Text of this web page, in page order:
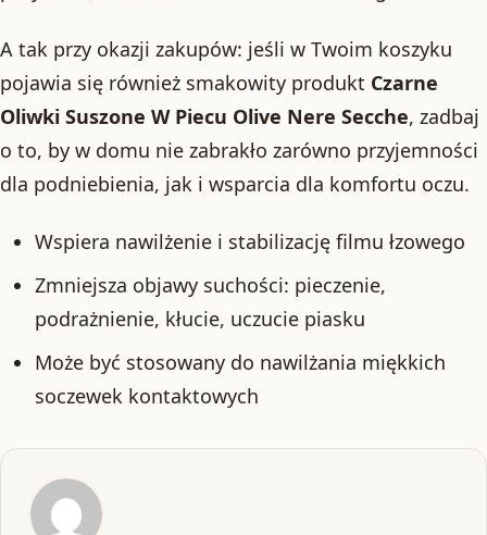
A tak przy okazji zakupów: jeśli w Twoim koszyku
pojawia się również smakowity produkt Czarne
Oliwki Suszone W Piecu Olive Nere Secche, zadbaj
o to, by w domu nie zabrakło zarówno przyjemności
dla podniebienia, jak i wsparcia dla komfortu oczu.
Wspiera nawilżenie i stabilizację filmu łzowego
Zmniejsza objawy suchości: pieczenie,
podrażnienie, kłucie, uczucie piasku
Może być stosowany do nawilżania miękkich
soczewek kontaktowych